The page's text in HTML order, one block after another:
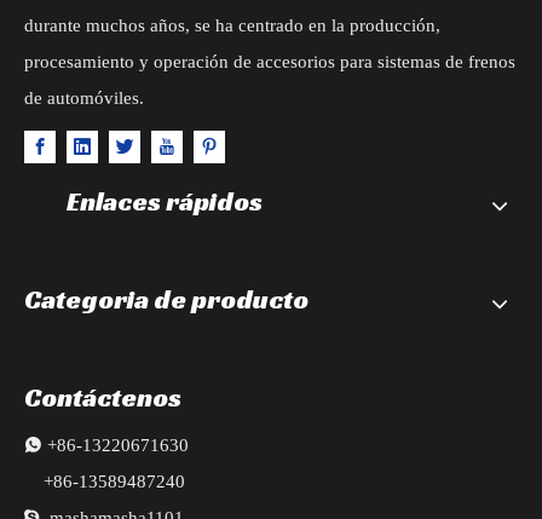
durante muchos años, se ha centrado en la producción,
procesamiento y operación de accesorios para sistemas de frenos
de automóviles.
Enlaces rápidos
Categoria de producto
Contáctenos
 +86-13220671630
+86-13589487240